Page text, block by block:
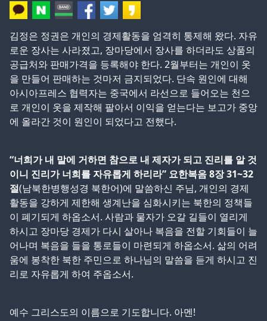
김정은 정권은 개인의 경제활동을 엄격히 통제해 왔다. 자유
로운 장사는 사라졌고, 장마당에서 장사를 하더라도 상품의
공급처와 판매가격을 등록해야 한다. 2월부터는 개인이 옷
을 만들어 판매하는 것마저 금지되었다. 단속 원인에 대해
아시아프레스 협력자는 중국에서 라선으로 들어오는 천으
로 개인이 옷을 제작해 팔아서 이익을 얻는다는 보고가 중앙
에 올라간 것이 원인이 되었다고 전했다.
“너희가 내 말에 거하면 참으로 내 제자가 되고 진리를 알 것
이니 진리가 너희를 자유롭게 하리라” 요한복음 8장 31~32
절(남북한병행성경 북한어)에 말씀하신 주님, 개인의 경제
활동을 강하게 제한해 생계난을 심화시키는 북한의 정책들
이 폐기되게 하옵소서. 사람과 물자가 오갈 길들이 열리게
하시고 장마당 경제가 다시 살아나 복음을 전할 기회들이 늘
어나며 복음을 들을 통로들이 마련되게 하옵소서. 삶의 어려
움에 봉착한 북한 주민으로 하나님의 말씀을 듣게 하시고 진
리로 자유롭게 하여 주옵소서.
예수 그리스도의 이름으로 기도합니다. 아멘!